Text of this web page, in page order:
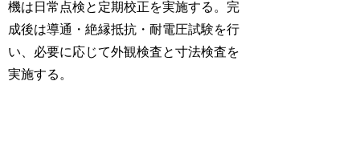
機は日常点検と定期校正を実施する。完
成後は導通・絶縁抵抗・耐電圧試験を行
い、必要に応じて外観検査と寸法検査を
実施する。